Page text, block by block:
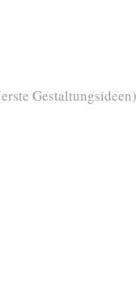
Gestaltungsideen)